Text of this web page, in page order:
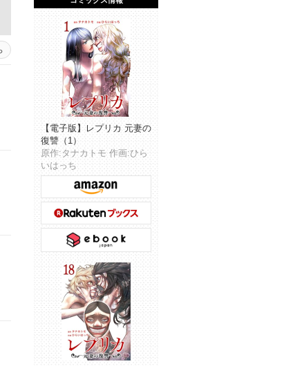
【電子版】レプリカ 元妻の
復讐（1）
原作:タナカトモ 作画:ひら
いはっち